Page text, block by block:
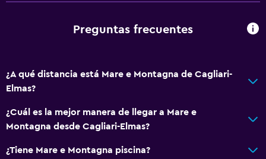
Preguntas frecuentes
¿A qué distancia está Mare e Montagna de Cagliari-
Elmas?
¿Cuál es la mejor manera de llegar a Mare e
Montagna desde Cagliari-Elmas?
¿Tiene Mare e Montagna piscina?